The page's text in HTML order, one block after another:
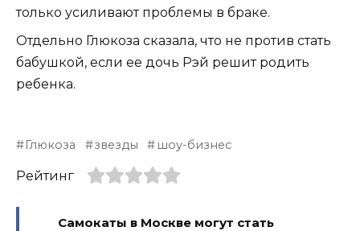
только усиливают проблемы в браке.
Отдельно Глюкоза сказала, что не против стать
бабушкой, если ее дочь Рэй решит родить
ребенка.
Глюкоза звезды шоу-бизнес
Рейтинг
Самокаты в Москве могут стать